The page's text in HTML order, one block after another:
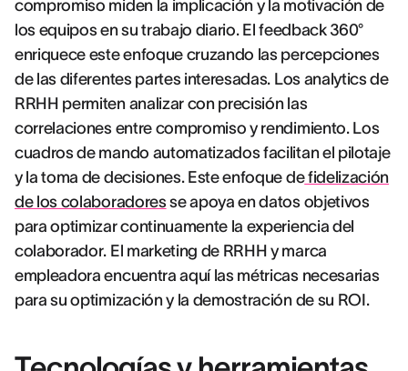
compromiso miden la implicación y la motivación de
los equipos en su trabajo diario. El feedback 360°
enriquece este enfoque cruzando las percepciones
de las diferentes partes interesadas. Los analytics de
RRHH permiten analizar con precisión las
correlaciones entre compromiso y rendimiento. Los
cuadros de mando automatizados facilitan el pilotaje
y la toma de decisiones. Este enfoque defidelización
de los colaboradoresse apoya en datos objetivos
para optimizar continuamente la experiencia del
colaborador. El marketing de RRHH y marca
empleadora encuentra aquí las métricas necesarias
para su optimización y la demostración de su ROI.